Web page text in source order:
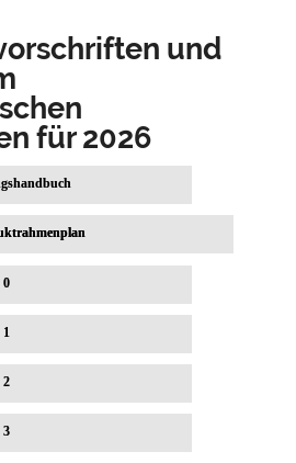
und
für 2026
0
1
2
3